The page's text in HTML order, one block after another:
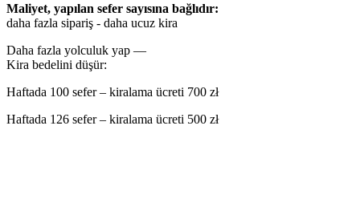
Maliyet, yapılan sefer sayısına bağlıdır:
daha fazla sipariş - daha ucuz kira
Daha fazla yolculuk yap —
Kira bedelini düşür:
Haftada 100 sefer – kiralama ücreti 700 zł
Haftada 126 sefer – kiralama ücreti 500 zł